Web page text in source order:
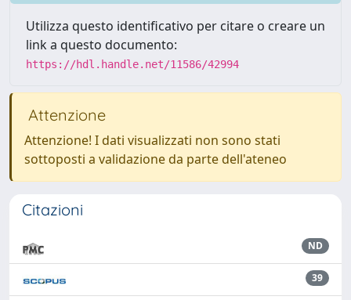
Utilizza questo identificativo per citare o creare un
link a questo documento:
https://hdl.handle.net/11586/42994
Attenzione
Attenzione! I dati visualizzati non sono stati
sottoposti a validazione da parte dell'ateneo
Citazioni
ND
39